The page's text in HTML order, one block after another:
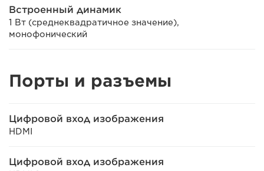
Встроенный динамик
1 Вт (среднеквадратичное значение),
монофонический
Порты и разъемы
Цифровой вход изображения
HDMI
Цифровой вход изображения